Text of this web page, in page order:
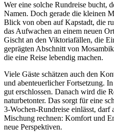
Wer eine solche Rundreise bucht,
Namen. Doch gerade die kleinen
Blick von oben auf Kapstadt, die
das Aufwachen an einem neuen
Gischt an den Viktoriafällen, die
geprägten Abschnitt von
die eine Reise lebendig machen.
Viele Gäste schätzen auch den
und abenteuerlicher Fortsetzung.
gut erschlossen. Danach wird die
naturbetonter. Das sorgt für eine
3-Wochen-Rundreise einlässt, darf
Mischung rechnen: Komfort und
neue Perspektiven.